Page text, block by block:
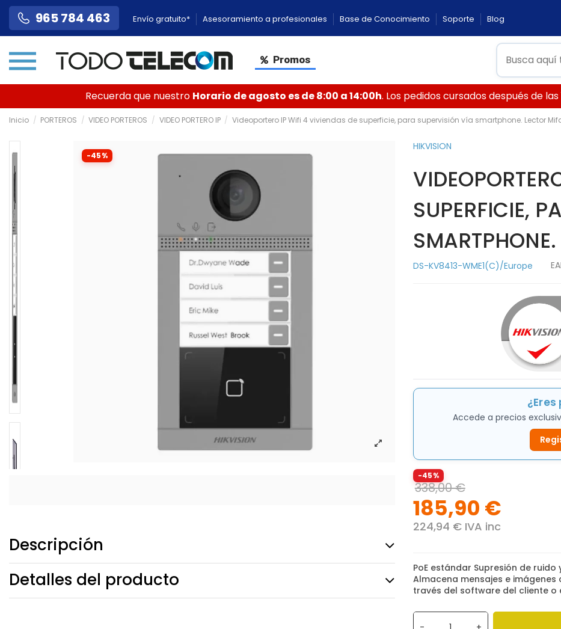
965 784 463 Envío gratuito* Asesoramiento a profesionales Base de Conocimiento Soporte Blog
Promos
Recuerda que nuestro Horario de agosto es de 8:00 a 14:00h. Los pedidos cursados después de
Inicio PORTEROS VIDEO PORTEROS VIDEO PORTERO IP Videoportero IP Wifi 4 viviendas de superficie, para supervisión vía smartphone. Lector
-45%
Descripción
Detalles del producto
HIKVISION
SUPERFICIE,
DS-KV8413-WME1(C)/Europe
Accede a precios
-45%
338,00 €
185,90 €
224,94 € IVA inc
PoE estándar Supresión de
Almacena mensajes e
través del software del cliente o